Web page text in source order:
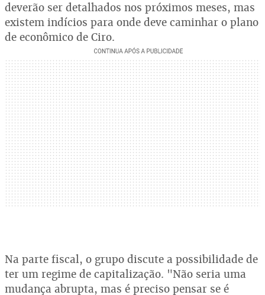
deverão ser detalhados nos próximos meses, mas
existem indícios para onde deve caminhar o plano
de econômico de Ciro.
Na parte fiscal, o grupo discute a possibilidade de
ter um regime de capitalização. "Não seria uma
mudança abrupta, mas é preciso pensar se é